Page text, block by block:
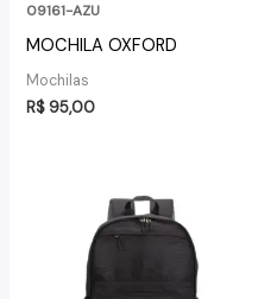
09161-AZU
MOCHILA OXFORD
Mochilas
R$95,00